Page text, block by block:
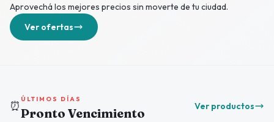
Aprovechá los mejores precios sin moverte de tu ciudad.
Ver ofertas
⏰ ÚLTIMOS DÍAS
Pronto Vencimiento Ver productos